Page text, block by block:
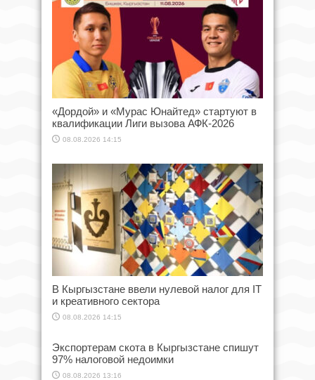
«Дордой» и «Мурас Юнайтед» стартуют в
квалификации Лиги вызова АФК-2026
08.08.2026 14:15
В Кыргызстане ввели нулевой налог для IT
и креативного сектора
08.08.2026 14:15
Экспортерам скота в Кыргызстане спишут
97% налоговой недоимки
08.08.2026 13:16